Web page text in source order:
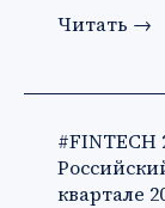
Читать →
#FINTECH
квартале